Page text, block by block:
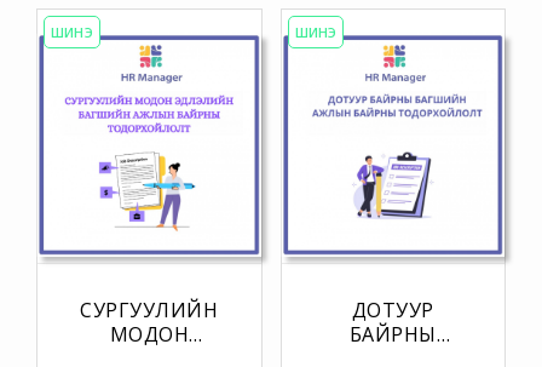
БАЙРНЫ
ТОДОРХОЙЛОЛТ
ШИНЭ
СУРГУУЛИЙН
МОДОН
ШИНЭ
ДОТУУР
БАЙРНЫ